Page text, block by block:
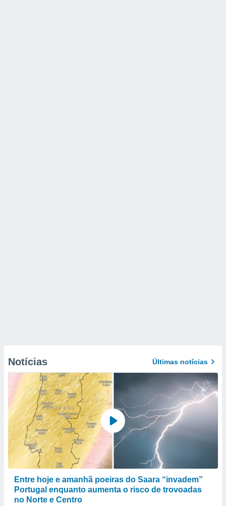
Notícias Últimas notícias
Entre hoje e amanhã poeiras do Saara “invadem”
Portugal enquanto aumenta o risco de trovoadas
no Norte e Centro